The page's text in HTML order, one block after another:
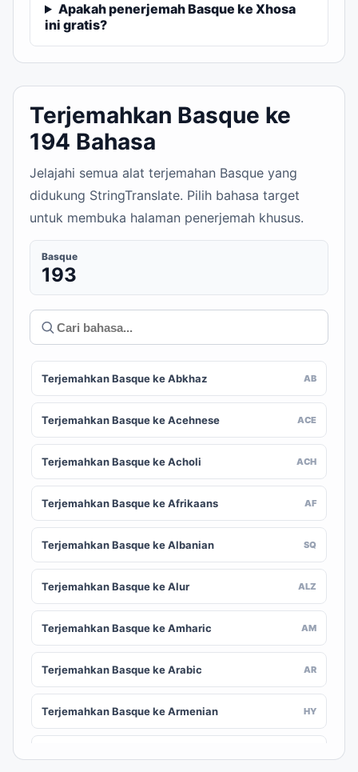
Apakah penerjemah Basque ke Xhosa
ini gratis?
Terjemahkan Basque ke
194 Bahasa
Jelajahi semua alat terjemahan Basque yang
didukung StringTranslate. Pilih bahasa target
untuk membuka halaman penerjemah khusus.
Basque
193
Terjemahkan Basque ke Abkhaz AB
Terjemahkan Basque ke Acehnese ACE
Terjemahkan Basque ke Acholi ACH
Terjemahkan Basque ke Afrikaans AF
Terjemahkan Basque ke Albanian SQ
Terjemahkan Basque ke Alur ALZ
Terjemahkan Basque ke Amharic AM
Terjemahkan Basque ke Arabic AR
Terjemahkan Basque ke Armenian HY